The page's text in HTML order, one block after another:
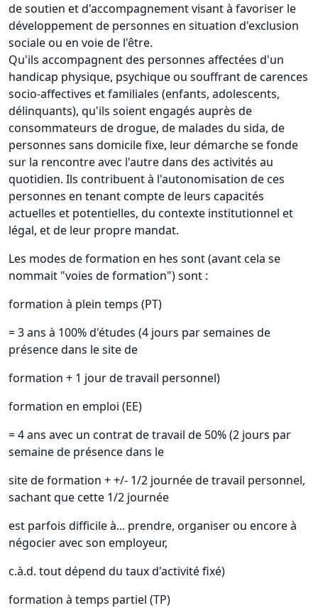
de soutien et d'accompagnement visant à favoriser le
développement de personnes en situation d'exclusion
sociale ou en voie de l'être.
Qu'ils accompagnent des personnes affectées d'un
handicap physique, psychique ou souffrant de carences
socio-affectives et familiales (enfants, adolescents,
délinquants), qu'ils soient engagés auprès de
consommateurs de drogue, de malades du sida, de
personnes sans domicile fixe, leur démarche se fonde
sur la rencontre avec l'autre dans des activités au
quotidien. Ils contribuent à l'autonomisation de ces
personnes en tenant compte de leurs capacités
actuelles et potentielles, du contexte institutionnel et
légal, et de leur propre mandat.
Les modes de formation en hes sont (avant cela se
nommait "voies de formation") sont :
formation à plein temps (PT)
= 3 ans à 100% d'études (4 jours par semaines de
présence dans le site de
formation + 1 jour de travail personnel)
formation en emploi (EE)
= 4 ans avec un contrat de travail de 50% (2 jours par
semaine de présence dans le
site de formation + +/- 1/2 journée de travail personnel,
sachant que cette 1/2 journée
est parfois difficile à... prendre, organiser ou encore à
négocier avec son employeur,
c.à.d. tout dépend du taux d'activité fixé)
formation à temps partiel (TP)